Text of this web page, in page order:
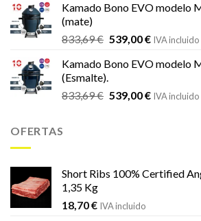
era:
es:
Kamado Bono EVO modelo
(mate)
833,69€ El
original
era:
833,69 €.
539,00€El
actual
539,00 €.
IVA incluido
Kamado Bono EVO modelo
(Esmalte).
833,69€ El
539,00€ElIVA incluido
OFERTAS
Short Ribs 100% Certified
1,35 Kg
18,70€ IVA incluido